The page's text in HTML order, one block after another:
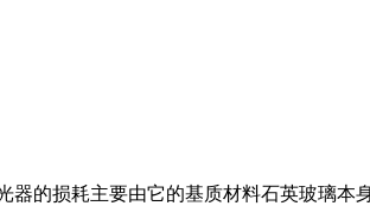
的损耗主要由它的基质材料石英玻璃本